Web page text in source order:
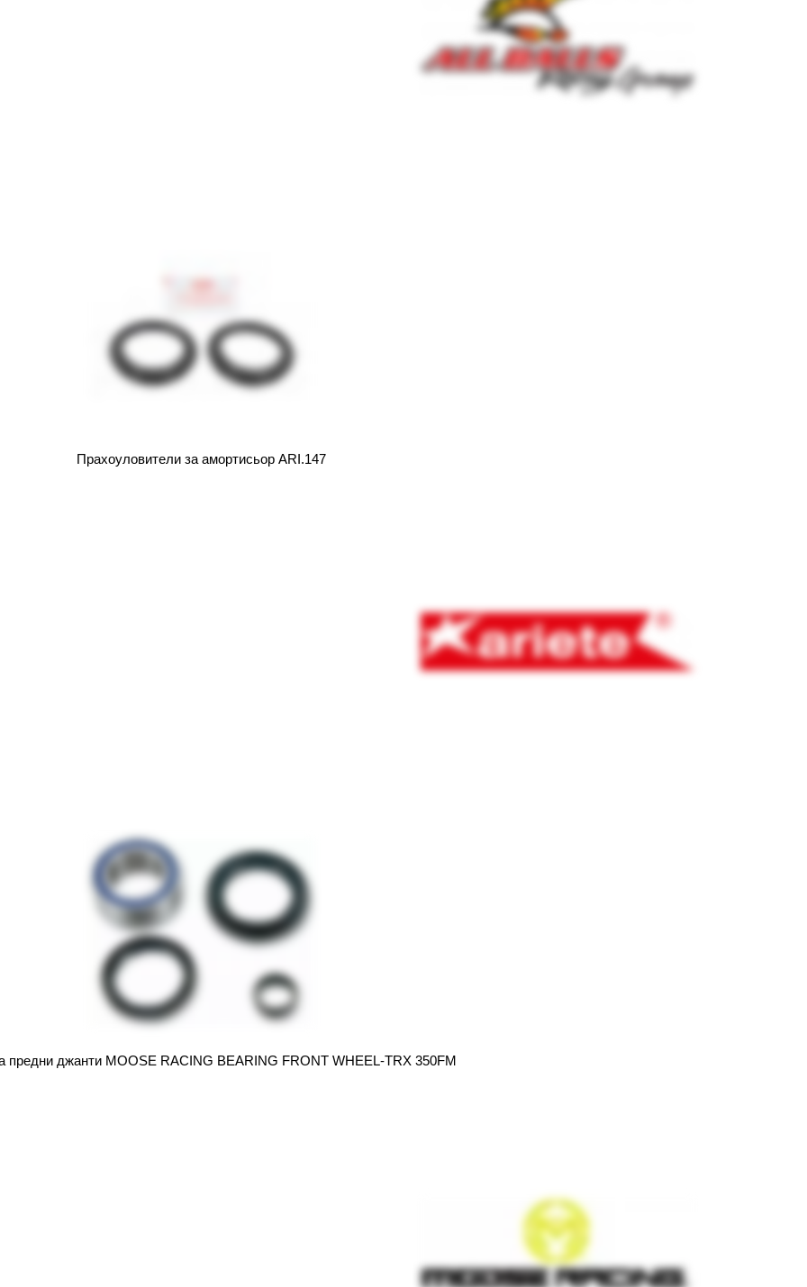
Прахоуловители за амортисьор ARI.147
предни джанти MOOSE RACING BEARING FRONT WHEEL-TRX 350FM